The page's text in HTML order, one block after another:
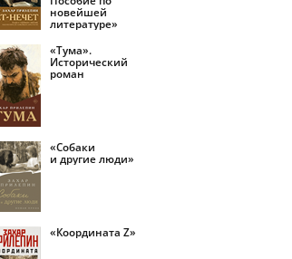
новейшей
литературе»
«Тума».
Исторический
роман
«Собаки
и другие люди»
«Координата Z»